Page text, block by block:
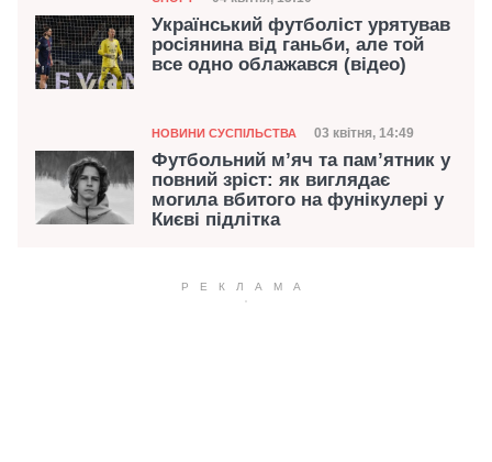
Український футболіст урятував
росіянина від ганьби, але той
все одно облажався (відео)
Категорія
НОВИНИ СУСПІЛЬСТВА Дата публікації
03 квітня, 14:49
Футбольний м’яч та пам’ятник у
повний зріст: як виглядає
могила вбитого на фунікулері у
Києві підлітка